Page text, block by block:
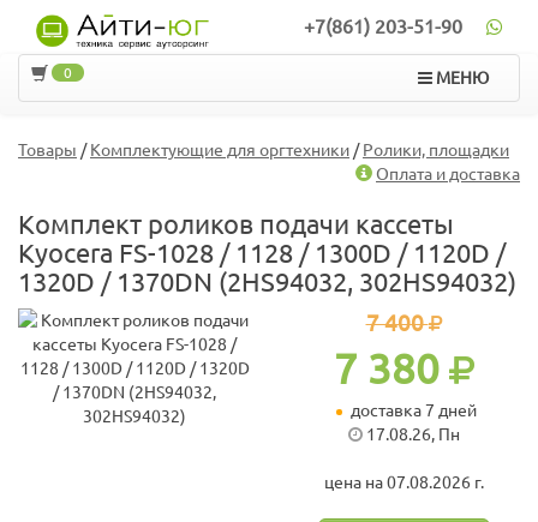
+7(861) 203-51-90
МЕНЮ
0
Товары /Комплектующие для оргтехники/Ролики, площадки
Оплата и доставка
Комплект роликов подачи кассеты
Kyocera FS-1028 / 1128 / 1300D / 1120D /
1320D / 1370DN (2HS94032, 302HS94032)
7 400
7 380
доставка 7 дней
17.08.26, Пн
цена на 07.08.2026 г.